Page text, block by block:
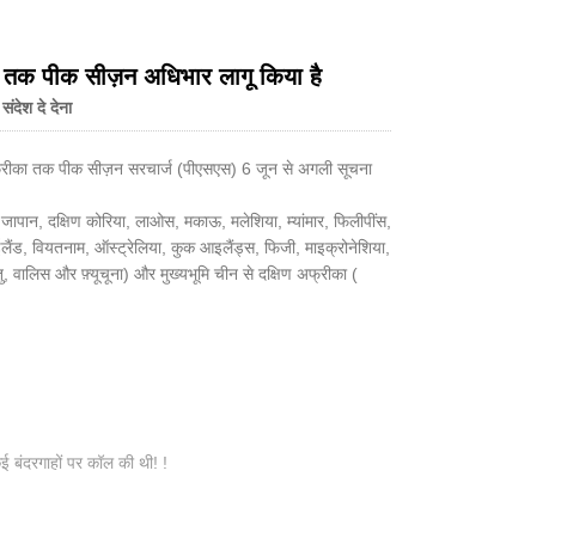
पीक सीज़न अधिभार लागू किया है
दे देना
तक पीक सीज़न सरचार्ज (पीएसएस) 6 जून से अगली सूचना
दक्षिण कोरिया, लाओस, मकाऊ, मलेशिया, म्यांमार, फिलीपींस,
वियतनाम, ऑस्ट्रेलिया, कुक आइलैंड्स, फिजी, माइक्रोनेशिया,
वालिस और फ़्यूचूना) और मुख्यभूमि चीन से दक्षिण अफ्रीका (
पर कॉल की थी! !